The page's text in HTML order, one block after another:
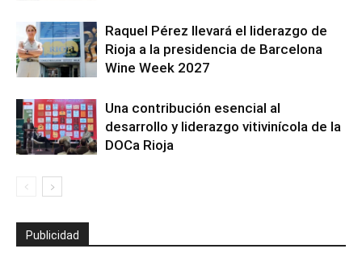
Raquel Pérez llevará el liderazgo de
Rioja a la presidencia de Barcelona
Wine Week 2027
Una contribución esencial al
desarrollo y liderazgo vitivinícola de la
DOCa Rioja
Publicidad